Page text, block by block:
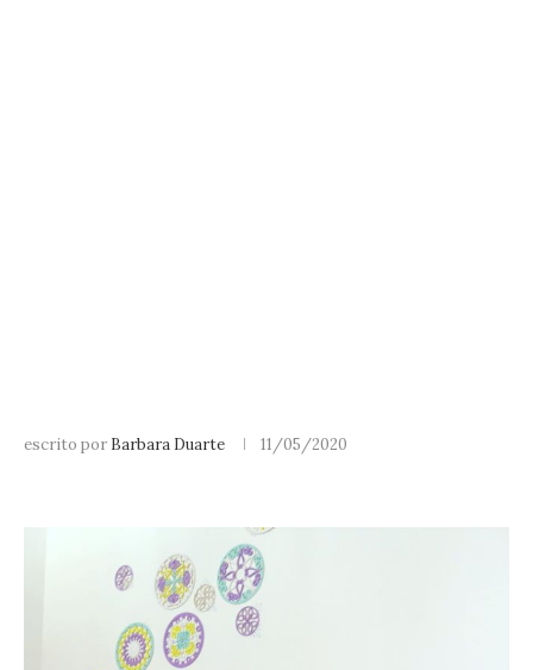
escrito por Barbara Duarte 11/05/2020